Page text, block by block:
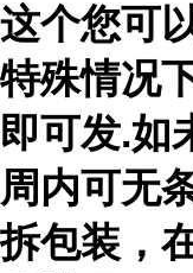
这个您可
特殊情况
即可发.如
周内可无
拆包装，